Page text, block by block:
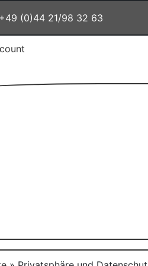
(0)44 21/98 32 63